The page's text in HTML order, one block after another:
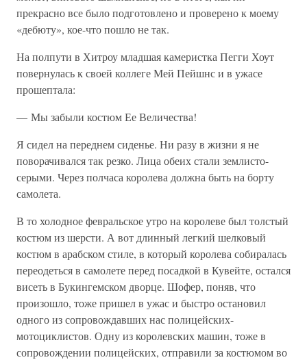
прекрасно все было подготовлено и проверено к моему
«дебюту», кое-что пошло не так.
На полпути в Хитроу младшая камеристка Пегги Хоут
повернулась к своей коллеге Мей Пейшнс и в ужасе
прошептала:
— Мы забыли костюм Ее Величества!
Я сидел на переднем сиденье. Ни разу в жизни я не
поворачивался так резко. Лица обеих стали землисто-
серыми. Через полчаса королева должна быть на борту
самолета.
В то холодное февральское утро на королеве был толстый
костюм из шерсти. А вот длинный легкий шелковый
костюм в арабском стиле, в который королева собиралась
переодеться в самолете перед посадкой в Кувейте, остался
висеть в Букингемском дворце. Шофер, поняв, что
произошло, тоже пришел в ужас и быстро остановил
одного из сопровождавших нас полицейских-
мотоциклистов. Одну из королевских машин, тоже в
сопровождении полицейских, отправили за костюмом во